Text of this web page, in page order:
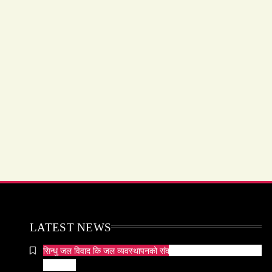
LATEST NEWS
सिन्धु जल विवाद कि जल व्यवस्थापनको संकट? पाकिस्तानको पानी संकटको